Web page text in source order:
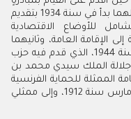
وطنيةٍ جسورٍ، كانت مفصلاً بين عهدين، أولهما بدأ في سنة 1934 بتقديم
للأوضاع الاقتصادية
الإقامة العامة، وثانيهما
بدأ في اليوم الحادي عشر من شهر يناير سنة 1944، الذي قدم فيه حزب
جلالة الملك سيدي محمد بن
الممثلة للحماية الفرنسية
المفروضة على المغرب في 30 من شهر مارس سنة 1912، وإلى ممثلي